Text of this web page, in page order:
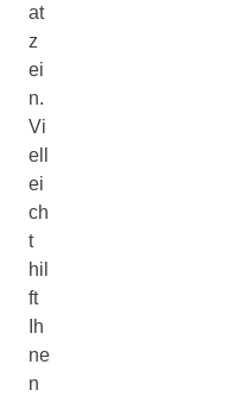
at
z
ei
n.
Vi
ell
ei
ch
t
hil
ft
Ih
ne
n